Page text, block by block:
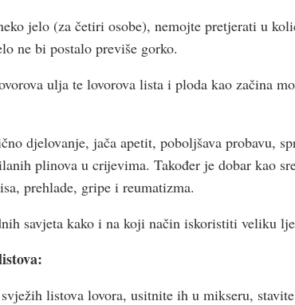
jelo (za četiri osobe), nemojte pretjerati u
ne bi postalo previše gorko.
ulja te lovorova lista i ploda kao začina
djelovanje, jača apetit, poboljšava probavu,
plinova u crijevima. Također je dobar kao
prehlade, gripe i reumatizma.
savjeta kako i na koji način iskoristiti veliku
listova lovora, usitnite ih u mikseru,